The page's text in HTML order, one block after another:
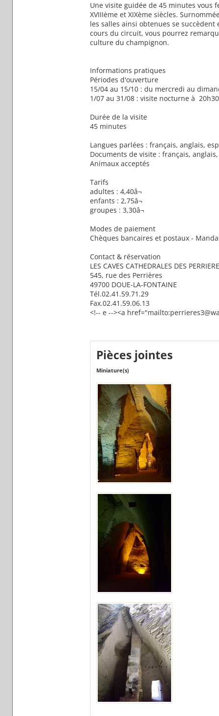
Une visite guidée de 45 minutes vous
XVIIIème et XIXème siècles.
les salles ainsi obtenues se
cours du circuit, vous pourrez
culture du champignon.
Informations pratiques
Périodes d'ouverture
15/04 au 15/10 : du mercredi au
1/07 au 31/08 : visite nocturne à
Durée de la visite
45 minutes
Langues parlées : français, anglais,
Documents de visite : français,
Animaux acceptés
Tarifs
adultes : 4,40â¬
enfants : 2,75â¬
groupes : 3,30â¬
Modes de paiement
Chèques bancaires et postaux -
Contact & réservation
LES CAVES CATHEDRALES DES
545, rue des Perrières
49700 DOUE-LA-FONTAINE
Tél.02.41.59.71.29
Fax.02.41.59.06.13
<!-- e --><a
Pièces jointes
Miniature(s)